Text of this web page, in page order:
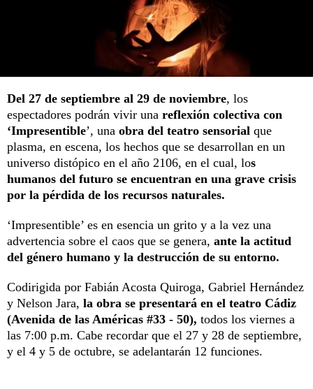
Del 27 de septiembre al 29 de noviembre, los
espectadores podrán vivir una reflexión colectiva con
‘Impresentible’, una obra del teatro sensorial que
plasma, en escena, los hechos que se desarrollan en un
universo distópico en el año 2106, en el cual, los
humanos del futuro se encuentran en una grave crisis
por la pérdida de los recursos naturales.
‘Impresentible’ es en esencia un grito y a la vez una
advertencia sobre el caos que se genera, ante la actitud
del género humano y la destrucción de su entorno.
Codirigida por Fabián Acosta Quiroga, Gabriel Hernández
y Nelson Jara, la obra se presentará en el teatro Cádiz
(Avenida de las Américas #33 - 50), todos los viernes a
las 7:00 p.m. Cabe recordar que el 27 y 28 de septiembre,
y el 4 y 5 de octubre, se adelantarán 12 funciones.